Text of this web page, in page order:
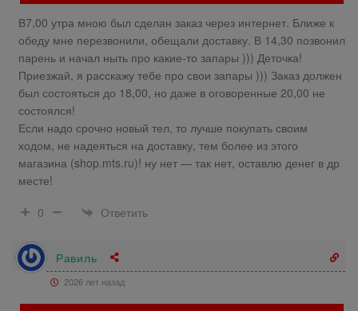
В7,00 утра мною был сделан заказ через интернет. Ближе к
обеду мне перезвонили, обещали доставку. В 14,30 позвонил
парень и начал ныть про какие-то запары ))) Деточка!
Приезжай, я расскажу тебе про свои запары ))) Заказ должен
был состояться до 18,00, но даже в оговоренные 20,00 не
состоялся!
Если надо срочно новый тел, то лучше покупать своим
ходом, не надеяться на доставку, тем более из этого
магазина (shop.mts.ru)! ну нет — так нет, оставлю денег в др
месте!
0
Ответить
Равиль
2026 лет назад